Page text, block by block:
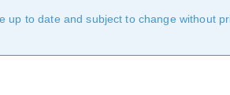
up to date and subject to change without